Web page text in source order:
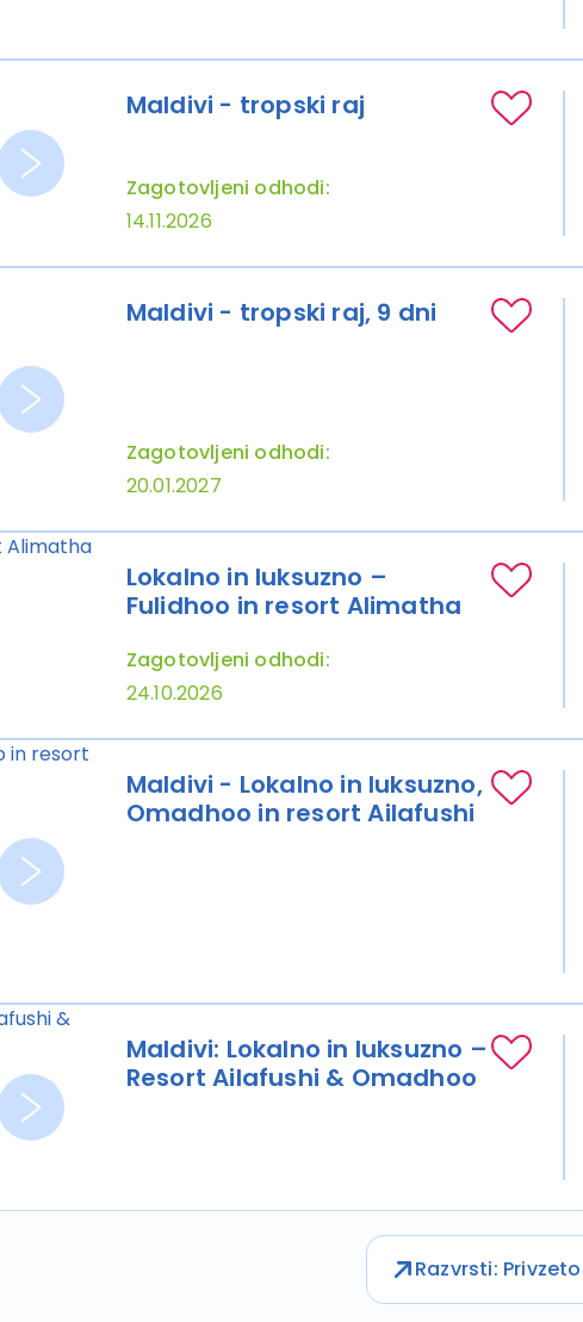
Maldivi - tropski raj
Zagotovljeni odhodi:
14.11.2026
Maldivi - tropski raj, 9 dni
Zagotovljeni odhodi:
20.01.2027
Lokalno in luksuzno –
Fulidhoo in resort Alimatha
Zagotovljeni odhodi:
24.10.2026
Maldivi - Lokalno in luksuzno,
Omadhoo in resort Ailafushi
Maldivi: Lokalno in luksuzno –
Resort Ailafushi & Omadhoo
Razvrsti: Privzeto